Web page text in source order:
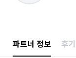
파트너 정보 후기